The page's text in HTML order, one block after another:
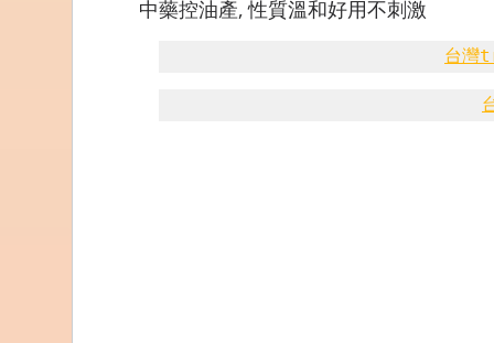
中藥控油產, 性質溫和好用不刺激
台灣